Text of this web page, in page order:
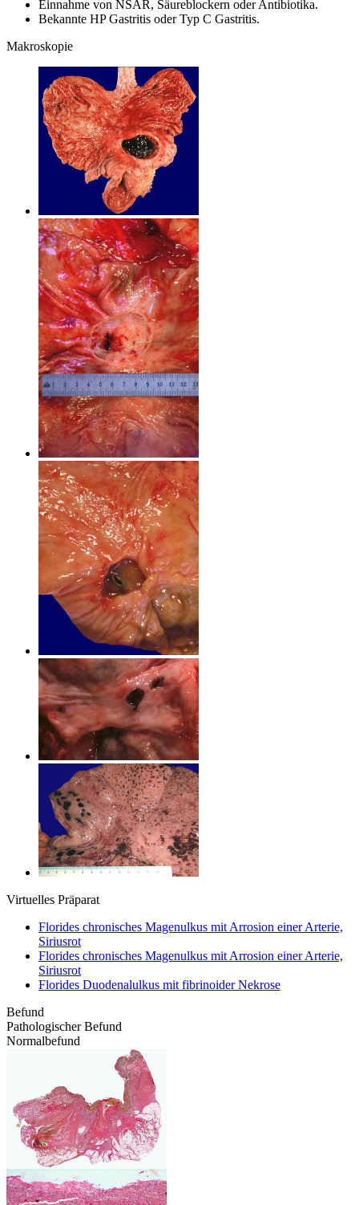
Einnahme von NSAR, Säureblockern oder Antibiotika.
Bekannte HP Gastritis oder Typ C Gastritis.
Makroskopie
Virtuelles Präparat
Florides chronisches Magenulkus mit Arrosion einer Arterie,
Siriusrot
Florides chronisches Magenulkus mit Arrosion einer Arterie,
Siriusrot
Florides Duodenalulkus mit fibrinoider Nekrose
Befund
Pathologischer Befund
Normalbefund